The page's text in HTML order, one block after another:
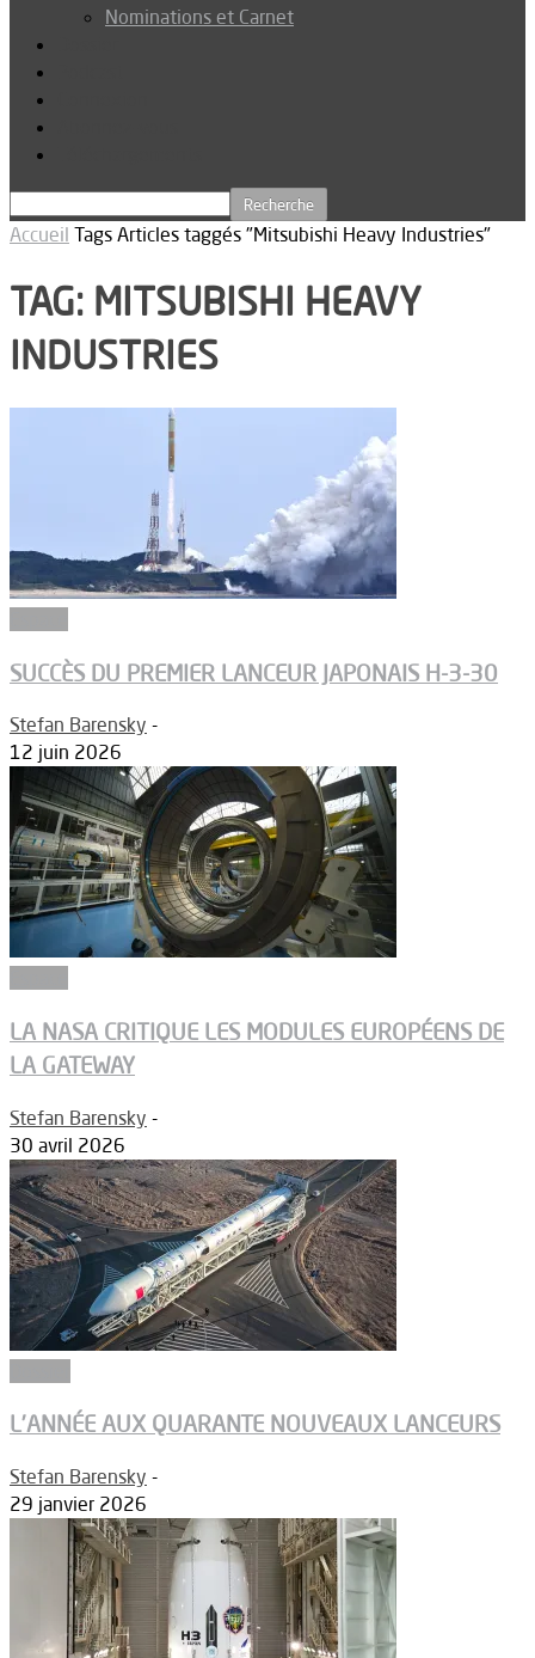
Nominations et Carnet
Accueil Tags Articles taggés "Mitsubishi Heavy Industries"
TAG: MITSUBISHI HEAVY
INDUSTRIES
SUCCÈS DU PREMIER LANCEUR JAPONAIS H-3-30
Stefan Barensky -
12 juin 2026
LA NASA CRITIQUE LES MODULES EUROPÉENS DE
LA GATEWAY
Stefan Barensky -
30 avril 2026
L’ANNÉE AUX QUARANTE NOUVEAUX LANCEURS
Stefan Barensky -
29 janvier 2026